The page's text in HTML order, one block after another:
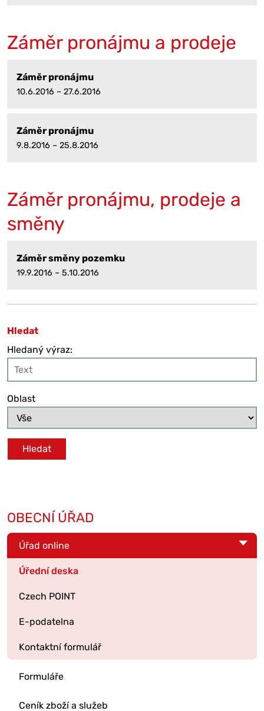
Záměr pronájmu a prodeje
Záměr pronájmu
10.6.2016 – 27.6.2016
Záměr pronájmu
9.8.2016 – 25.8.2016
Záměr pronájmu, prodeje a
směny
Záměr směny pozemku
19.9.2016 – 5.10.2016
Hledat
Hledaný výraz:
Oblast
OBECNÍ ÚŘAD
Úřad online
Úřední deska
Czech POINT
E-podatelna
Kontaktní formulář
Formuláře
Ceník zboží a služeb